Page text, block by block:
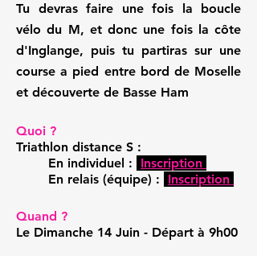
Tu devras faire une fois la boucle
vélo du M, et donc une fois la côte
d'Inglange, puis tu partiras sur une
course a pied entre bord de Moselle
et découverte de Basse Ham
Quoi ?
Triathlon distance S :
En individuel :
Inscription
En relais (équipe) :
Inscription
Quand ?
Le Dimanche 14 Juin - Départ à 9h00